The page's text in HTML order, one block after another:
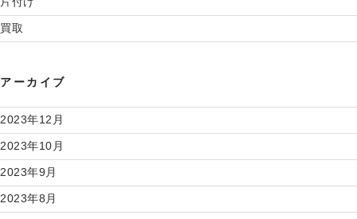
買取
アーカイブ
2023年12月
2023年10月
2023年9月
2023年8月